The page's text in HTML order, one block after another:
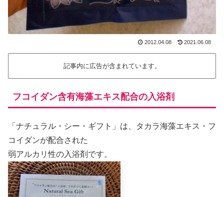
2012.04.08 2021.06.08
記事内に広告が含まれています。
フコイダン含有海藻エキス配合の入浴剤
「ナチュラル・シー・ギフト」は、タカラ海藻エキス・フ
コイダンが配合された
弱アルカリ性の入浴剤です。